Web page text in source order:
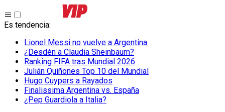
Es tendencia:
Lionel Messi no vuelve a Argentina
¿Desdén a Claudia Sheinbaum?
Ranking FIFA tras Mundial 2026
Julián Quiñones Top 10 del Mundial
Hugo Cuypers a Rayados
Finalissima Argentina vs. España
¿Pep Guardiola a Italia?